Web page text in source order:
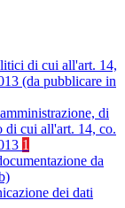
di cui all'art. 14,
(da pubblicare in
di
di cui all'art. 14, co.
1
da
dei dati